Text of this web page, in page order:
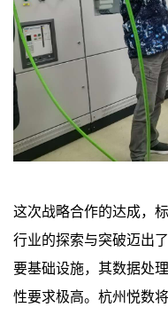
这次战略合作的达成，
行业的探索与突破迈出
要基础设施，其数据处
性要求极高。杭州悦数